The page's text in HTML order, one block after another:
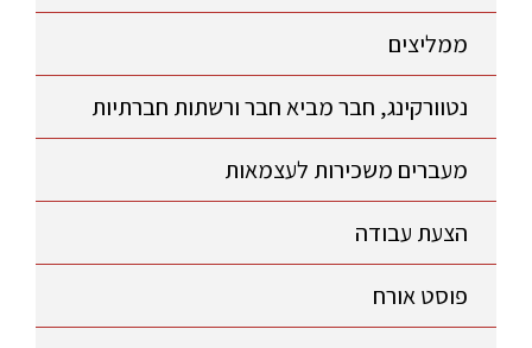
ממליצים
נטוורקינג, חבר מביא חבר ורשתות חברתיות
מעברים משכירות לעצמאות
הצעת עבודה
פוסט אורח